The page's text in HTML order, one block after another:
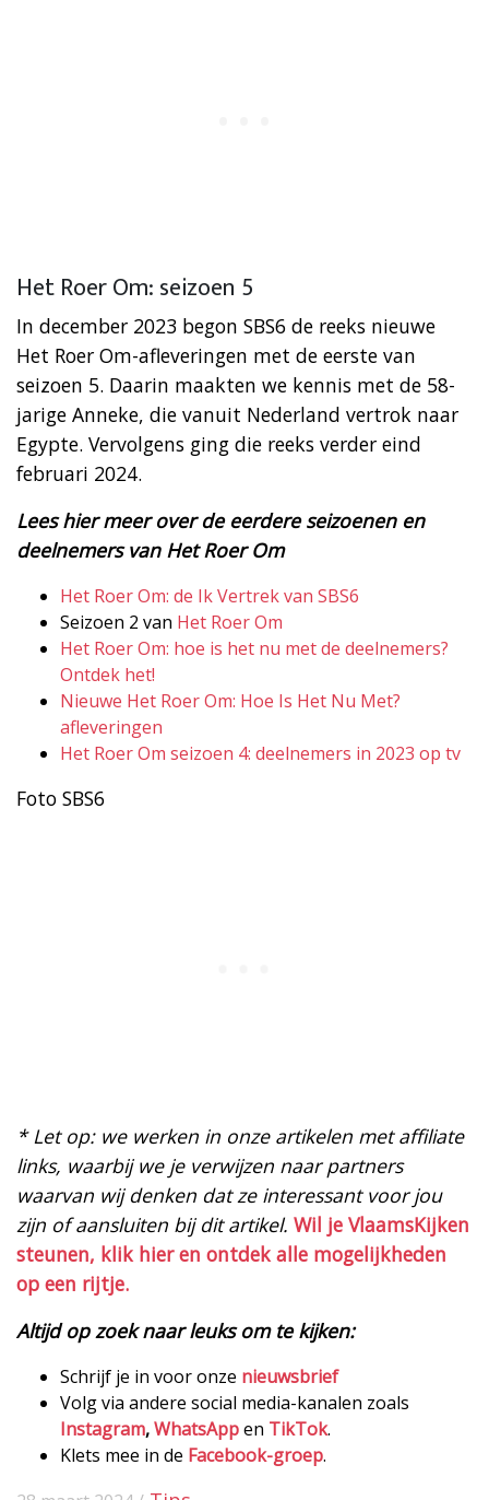
Het Roer Om: seizoen 5
In december 2023 begon SBS6 de reeks nieuwe
Het Roer Om-afleveringen met de eerste van
seizoen 5. Daarin maakten we kennis met de 58-
jarige Anneke, die vanuit Nederland vertrok naar
Egypte. Vervolgens ging die reeks verder eind
februari 2024.
Lees hier meer over de eerdere seizoenen en
deelnemers van Het Roer Om
Het Roer Om: de Ik Vertrek van SBS6
Seizoen 2 van Het Roer Om
Het Roer Om: hoe is het nu met de deelnemers?
Ontdek het!
Nieuwe Het Roer Om: Hoe Is Het Nu Met?
afleveringen
Het Roer Om seizoen 4: deelnemers in 2023 op tv
Foto SBS6
* Let op: we werken in onze artikelen met affiliate
links, waarbij we je verwijzen naar partners
waarvan wij denken dat ze interessant voor jou
zijn of aansluiten bij dit artikel. Wil je VlaamsKijken
steunen, klik hier en ontdek alle mogelijkheden
op een rijtje.
Altijd op zoek naar leuks om te kijken:
Schrijf je in voor onze nieuwsbrief
Volg via andere social media-kanalen zoals
Instagram,WhatsAppen TikTok.
Klets mee in de Facebook-groep.